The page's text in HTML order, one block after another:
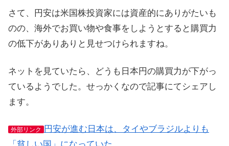
さて、円安は米国株投資家には資産的にありがたいも
のの、海外でお買い物や食事をしようとすると購買力
の低下がありありと見せつけられますね。
ネットを見ていたら、どうも日本円の購買力が下がっ
ているようでした。せっかくなので記事にてシェアし
ます。
外部リンク
円安が進む日本は、タイやブラジルよりも